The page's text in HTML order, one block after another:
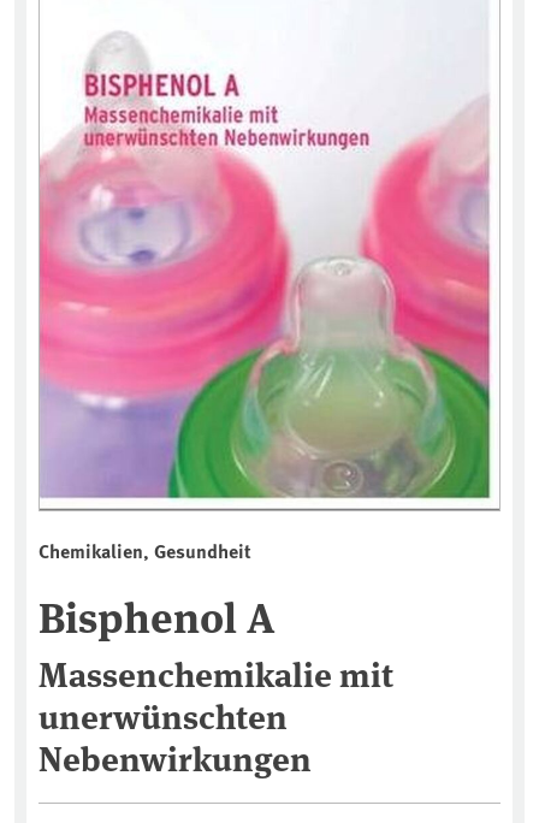
Chemikalien, Gesundheit
Bisphenol A
Massenchemikalie mit
unerwünschten
Nebenwirkungen